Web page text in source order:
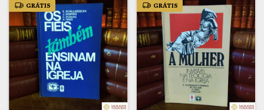
GRÁTIS GRÁTIS